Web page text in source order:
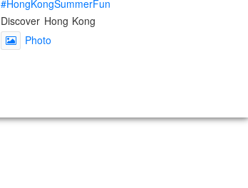
#HongKongSummerFun
Discover Hong Kong
Photo
แบบครอบครัว